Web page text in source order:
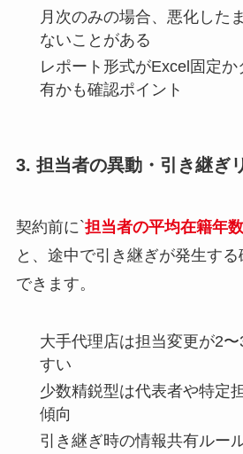
月次のみの場合、悪化した
ないことがある
レポート形式がExcel固定
有かも確認ポイント
3. 担当者の異動・引き継ぎ
契約前に`担当者の平均在籍年数
と、途中で引き継ぎが発生す
できます。
大手代理店は担当変更が2
すい
少数精鋭型は代表者や特定
傾向
引き継ぎ時の情報共有ルー